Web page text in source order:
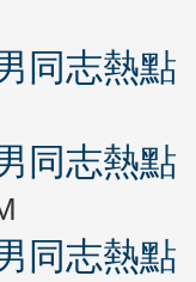
同志熱
同志熱
同志熱